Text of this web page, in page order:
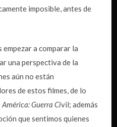
imposible, antes de
a comparar la
una perspectiva de la
aún no están
de estos filmes, de lo
Guerra Civil; además
que sentimos quienes